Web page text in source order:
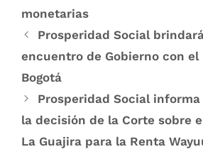
monetarias
Prosperidad Social
encuentro de Gobierno con el
Bogotá
Prosperidad Social
la decisión de la Corte sobre
La Guajira para la Renta